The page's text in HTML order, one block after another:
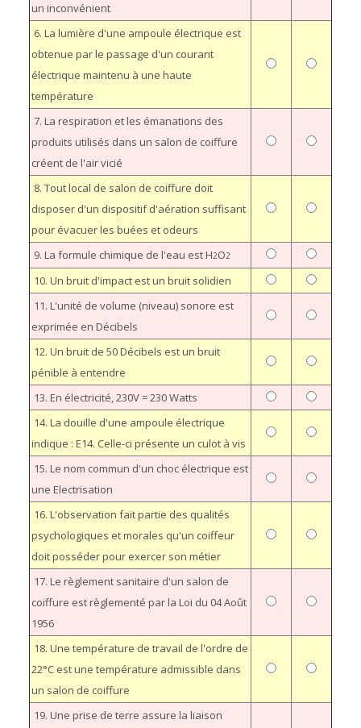
un inconvénient
6. La lumière d'une ampoule électrique est
obtenue par le passage d'un courant
électrique maintenu à une haute
température
7. La respiration et les émanations des
produits utilisés dans un salon de coiffure
créent de l'air vicié
8. Tout local de salon de coiffure doit
disposer d'un dispositif d'aération suffisant
pour évacuer les buées et odeurs
9. La formule chimique de l'eau est H2O2
10. Un bruit d'impact est un bruit solidien
11. L'unité de volume (niveau) sonore est
exprimée en Décibels
12. Un bruit de 50 Décibels est un bruit
pénible à entendre
13. En électricité, 230V = 230 Watts
14. La douille d'une ampoule électrique
indique : E14. Celle-ci présente un culot à vis
15. Le nom commun d'un choc électrique est
une Electrisation
16. L'observation fait partie des qualités
psychologiques et morales qu'un coiffeur
doit posséder pour exercer son métier
17. Le règlement sanitaire d'un salon de
coiffure est règlementé par la Loi du 04 Août
1956
18. Une température de travail de l'ordre de
22°C est une température admissible dans
un salon de coiffure
19. Une prise de terre assure la liaison